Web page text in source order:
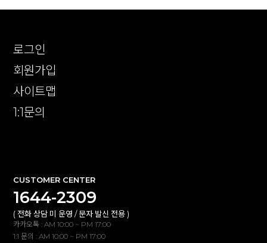
로그인
회원가입
사이트맵
1:1문의
CUSTOMER CENTER
1644-2309
( 전화 상담 미 운영 / 문자 발신 전용 )
카카오톡 : AM 10:00 ~ PM 17:00
1:1 문의 : AM 10:00 ~ PM 17:00